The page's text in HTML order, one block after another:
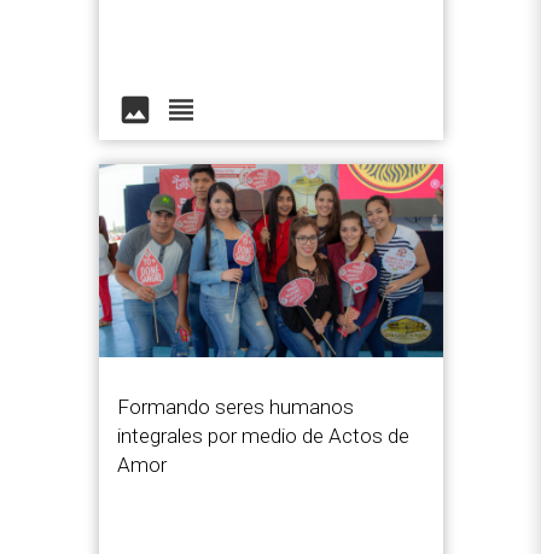
image view_headline
Formando seres humanos
integrales por medio de Actos de
Amor